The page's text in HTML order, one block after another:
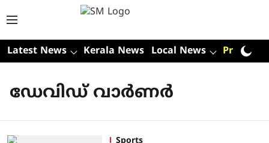
Latest News Kerala News Local News Premium
ഡേവിഡ് വാര്‍ണര്‍
Sports